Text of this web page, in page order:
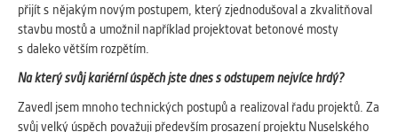
přijít s nějakým novým postupem, který zjednodušoval a zkvalitňoval
stavbu mostů a umožnil například projektovat betonové mosty
s daleko větším rozpětím.
Na který svůj kariérní úspěch jste dnes s odstupem nejvíce hrdý?
Zavedl jsem mnoho technických postupů a realizoval řadu projektů. Za
svůj velký úspěch považuji především prosazení projektu Nuselského